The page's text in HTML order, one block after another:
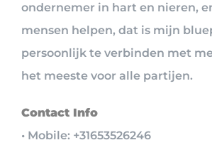
ondernemer in hart en nieren,
mensen helpen, dat is mijn
persoonlijk te verbinden met
het meeste voor alle partijen.
Contact Info
• Mobile: +31653526246